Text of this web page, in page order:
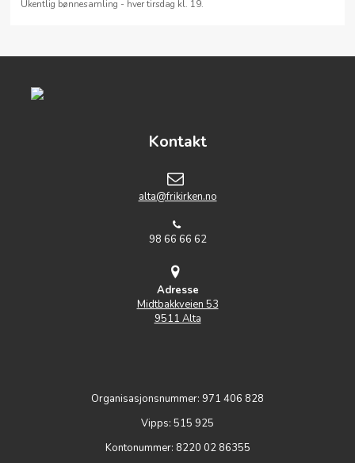
Ukentlig bønnesamling - hver tirsdag kl. 19.
Kontakt
alta@frikirken.no
98 66 66 62
Adresse
Midtbakkveien 53
9511 Alta
Organisasjonsnummer: 971 406 828
Vipps: 515 925
Kontonummer: 8220 02 86355